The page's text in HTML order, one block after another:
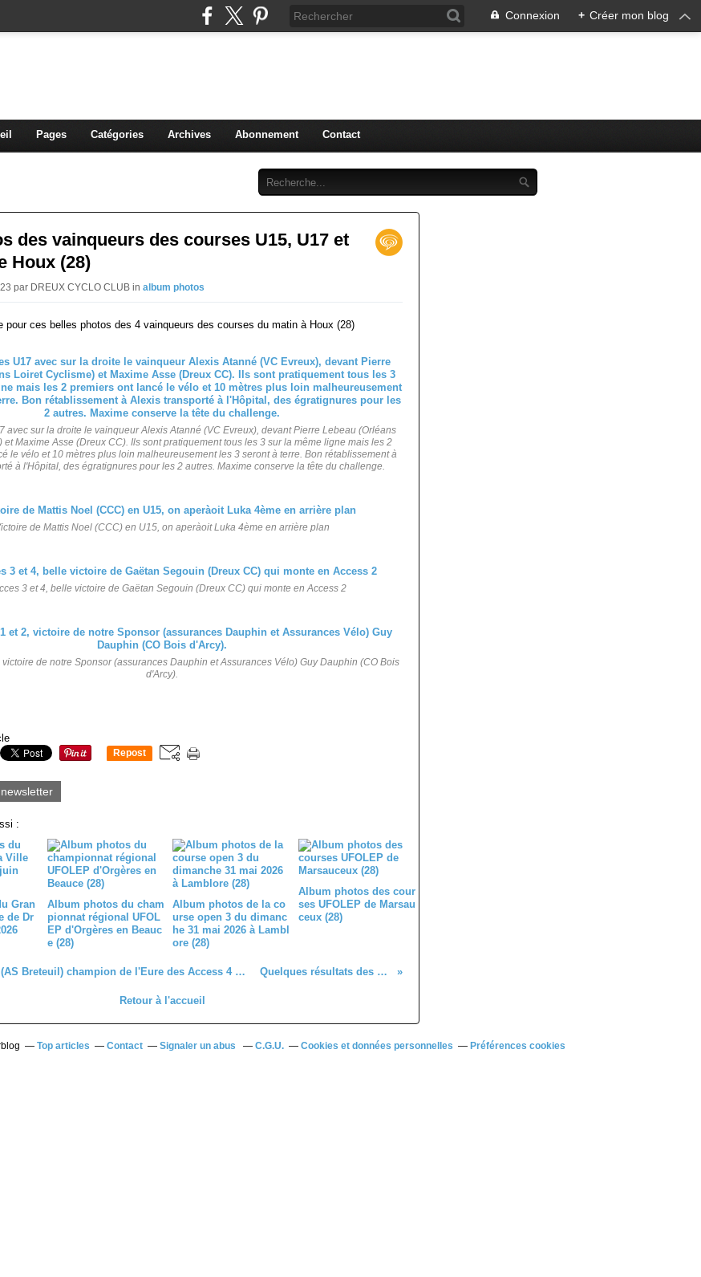
Connexion + Créer mon blog
Pages Catégories Archives Abonnement Contact
des vainqueurs des courses U15, U17 et
Houx (28)
par DREUX CYCLO CLUB in album photos
pour ces belles photos des 4 vainqueurs des courses du matin à Houx (28)
avec sur la droite le vainqueur Alexis Atanné (VC Evreux), devant Pierre Lebeau (Orléans
et Maxime Asse (Dreux CC). Ils sont pratiquement tous les 3 sur la même ligne mais les 2
le vélo et 10 mètres plus loin malheureusement les 3 seront à terre. Bon rétablissement à
à l'Hôpital, des égratignures pour les 2 autres. Maxime conserve la tête du challenge.
de Mattis Noel (CCC) en U15, on aperàoit Luka 4ème en arrière plan
3 et 4, belle victoire de Gaëtan Segouin (Dreux CC) qui monte en Access 2
victoire de notre Sponsor (assurances Dauphin et Assurances Vélo) Guy Dauphin (CO Bois
d'Arcy).
Repost
:
Gran
de Dr
Album photos du cham
pionnat régional UFOL
EP d'Orgères en Beauc
e (28)
Album photos de la co
urse open 3 du dimanc
he 31 mai 2026 à Lambl
ore (28)
Album photos des cour
ses UFOLEP de Marsau
ceux (28)
Cyril Belliard (AS Breteuil) champion de l'Eure des Access 4 à Tillières sur Avre (27) et André Belliard (Dreux CC) 22ème Quelques résultats des coureurs du 28 à l'extérieur
Retour à l'accueil
Top articles Contact Signaler un abus C.G.U. Cookies et données personnelles Préférences cookies